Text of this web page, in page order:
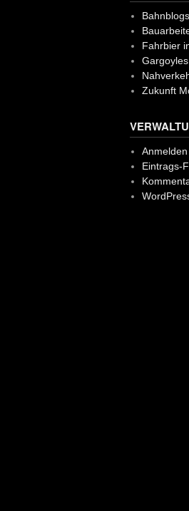
Fahrbier
Zukunft
Anmelden
Eintrags-